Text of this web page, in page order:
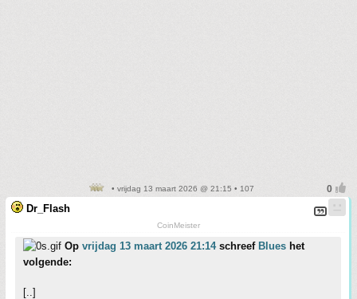
• vrijdag 13 maart 2026 @ 21:15 • 107
Dr_Flash
CoinMeister
Op vrijdag 13 maart 2026 21:14schreef Blues het
volgende:
[..]